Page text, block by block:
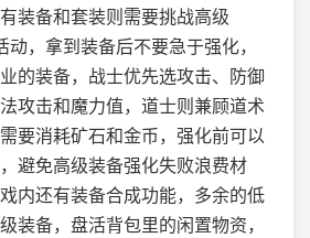
装备和套装则需要挑战高级
动，拿到装备后不要急于强化，
的装备，战士优先选攻击、防御
攻击和魔力值，道士则兼顾道术
要消耗矿石和金币，强化前可以
避免高级装备强化失败浪费材
内还有装备合成功能，多余的低
装备，盘活背包里的闲置物资，